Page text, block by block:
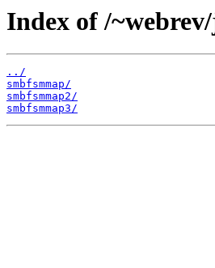
Index of /
../
smbfsmmap/
smbfsmmap2/
smbfsmmap3/